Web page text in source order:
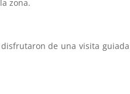
zona.
de una visita guiada